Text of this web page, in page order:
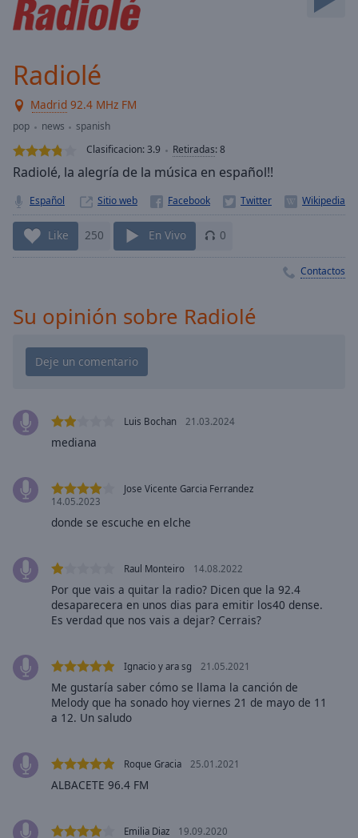
Skip
Forward
Current
Time0:00
Duration-:-
Loaded:
0.00%
Stream
Seek to
live,
currently
behind
liveLIVE
Playback
Chapters
descriptions
selected
Subtitles
subtitles
settings,
opens
settings
dialog
subtitles
Audio
Track
in-
Picture
Radiolé
Madrid 92.4 MHz FM
pop news
spanish
Clasificacion:3.9 Retiradas:8
Radiolé, la alegría de la música en español!!
Español Sitio web
Like 250 En Vivo 0
Contactos
Su opinión sobre Radiolé
Luis Bochan 21.03.2024
mediana
Jose Vicente Garcia Ferrandez
14.05.2023
donde se escuche en elche
Raul Monteiro 14.08.2022
Por que vais a quitar la radio? Dicen que la 92.4
desaparecera en unos dias para emitir los40 dense.
Es verdad que nos vais a dejar? Cerrais?
Ignacio y ara sg 21.05.2021
Me gustaría saber cómo se llama la canción de
Melody que ha sonado hoy viernes 21 de mayo de 11
a 12. Un saludo
Roque Gracia 25.01.2021
ALBACETE 96.4 FM
Emilia Diaz 19.09.2020